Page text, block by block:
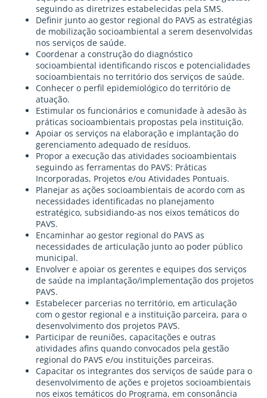
seguindo as diretrizes estabelecidas pela SMS.
Definir junto ao gestor regional do PAVS as estratégias
de mobilização socioambiental a serem desenvolvidas
nos serviços de saúde.
Coordenar a construção do diagnóstico
socioambiental identificando riscos e potencialidades
socioambientais no território dos serviços de saúde.
Conhecer o perfil epidemiológico do território de
atuação.
Estimular os funcionários e comunidade à adesão às
práticas socioambientais propostas pela instituição.
Apoiar os serviços na elaboração e implantação do
gerenciamento adequado de resíduos.
Propor a execução das atividades socioambientais
seguindo as ferramentas do PAVS: Práticas
Incorporadas, Projetos e/ou Atividades Pontuais.
Planejar as ações socioambientais de acordo com as
necessidades identificadas no planejamento
estratégico, subsidiando-as nos eixos temáticos do
PAVS.
Encaminhar ao gestor regional do PAVS as
necessidades de articulação junto ao poder público
municipal.
Envolver e apoiar os gerentes e equipes dos serviços
de saúde na implantação/implementação dos projetos
PAVS.
Estabelecer parcerias no território, em articulação
com o gestor regional e a instituição parceira, para o
desenvolvimento dos projetos PAVS.
Participar de reuniões, capacitações e outras
atividades afins quando convocados pela gestão
regional do PAVS e/ou instituições parceiras.
Capacitar os integrantes dos serviços de saúde para o
desenvolvimento de ações e projetos socioambientais
nos eixos temáticos do Programa, em consonância